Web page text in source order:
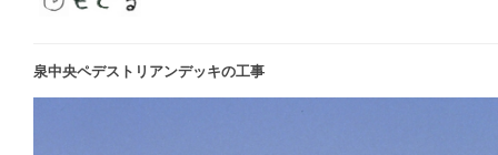
泉中央ペデストリアンデッキの工事